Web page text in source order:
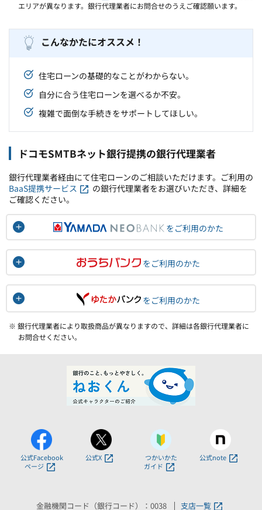
エリアが異なります。銀行代理業者にお問合せのうえご確認願います。
こんなかたにオススメ！
住宅ローンの基礎的なことがわからない。
自分に合う住宅ローンを選べるか不安。
複雑で面倒な手続きをサポートしてほしい。
ドコモSMTBネット銀行提携の銀行代理業者
銀行代理業者経由にて住宅ローンのご相談いただけます。ご利用の
BaaS提携サービス
の銀行代理業者をお選びいただき、詳細を
ご確認ください。
をご利用のかた
をご利用のかた
をご利用のかた
※ 銀行代理業者により取扱商品が異なりますので、詳細は各銀行代理業者に
お問合せください。
公式Facebook
ページ
公式X
つかいかた
ガイド
公式note
金融機関コード（銀行コード）：0038 支店一覧